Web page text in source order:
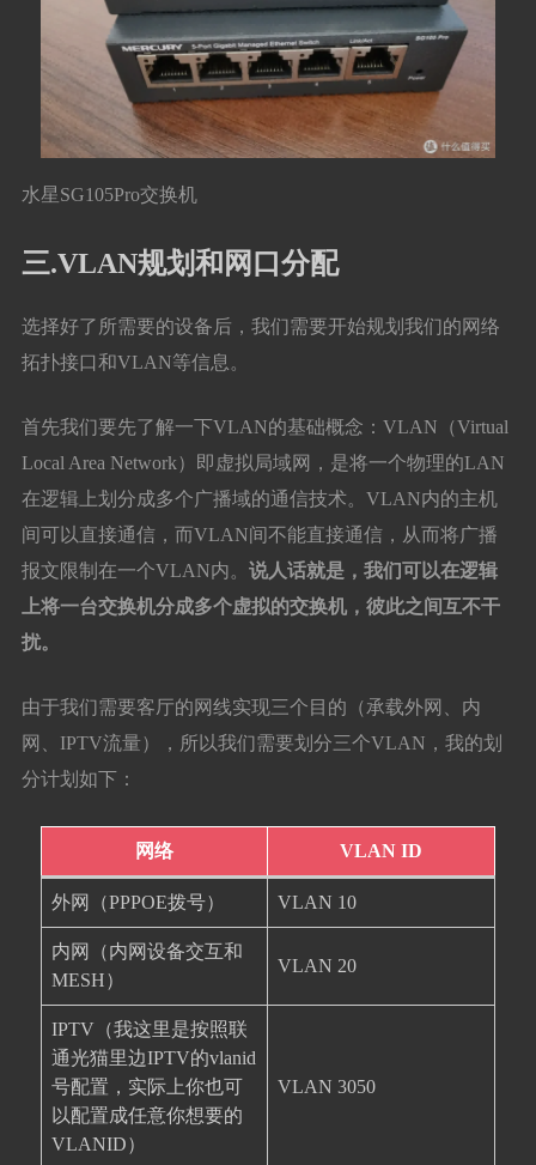
水星SG105Pro交换机
三.VLAN规划和网口分配
选择好了所需要的设备后，我们需要开始规划我们的网络
拓扑接口和VLAN等信息。
首先我们要先了解一下VLAN的基础概念：VLAN（Virtual
Local Area Network）即虚拟局域网，是将一个物理的LAN
在逻辑上划分成多个广播域的通信技术。VLAN内的主机
间可以直接通信，而VLAN间不能直接通信，从而将广播
报文限制在一个VLAN内。 说人话就是，我们可以在逻辑
上将一台交换机分成多个虚拟的交换机，彼此之间互不干
扰。
由于我们需要客厅的网线实现三个目的（承载外网、内
网、IPTV流量），所以我们需要划分三个VLAN，我的划
分计划如下：
网络 VLAN ID
外网（PPPOE拨号） VLAN 10
内网（内网设备交互和
MESH）
VLAN 20
IPTV（我这里是按照联
通光猫里边IPTV的vlanid
号配置，实际上你也可
以配置成任意你想要的
VLANID）
VLAN 3050